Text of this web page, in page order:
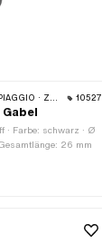
BELMONDO 10527
· Farbe: schwarz · Ø
26 mm